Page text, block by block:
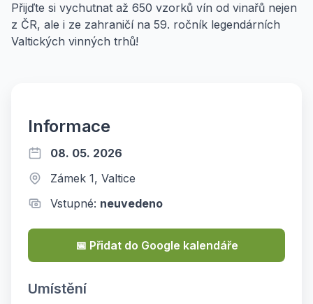
Přijďte si vychutnat až 650 vzorků vín od vinařů nejen
z ČR, ale i ze zahraničí na 59. ročník legendárních
Valtických vinných trhů!
Informace
08. 05. 2026
Zámek 1, Valtice
Vstupné: neuvedeno
📅 Přidat do Google kalendáře
Umístění